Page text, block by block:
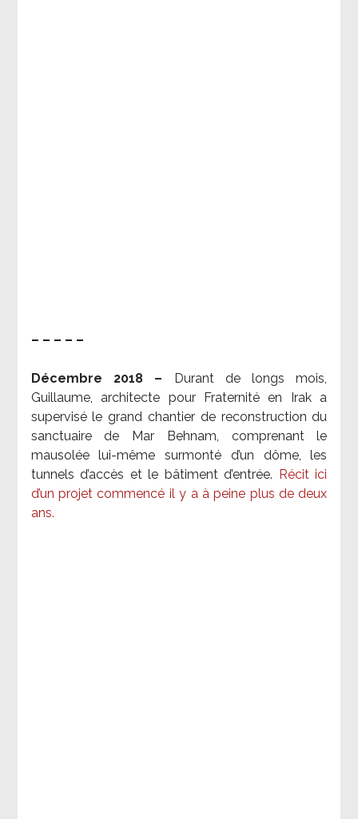
– – – – –
Décembre 2018 –
Durant de longs mois,
Guillaume, architecte pour Fraternité en Irak a
supervisé le grand chantier de reconstruction du
sanctuaire de Mar Behnam, comprenant le
mausolée lui-même surmonté d’un dôme, les
tunnels d’accès et le bâtiment d’entrée.
Récit ici
d’un projet commencé il y a à peine plus de deux
ans.